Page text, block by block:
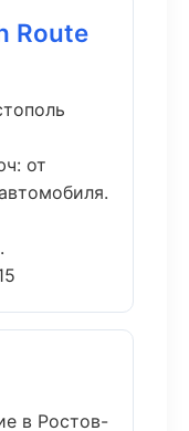
Route
от
в Ростов-